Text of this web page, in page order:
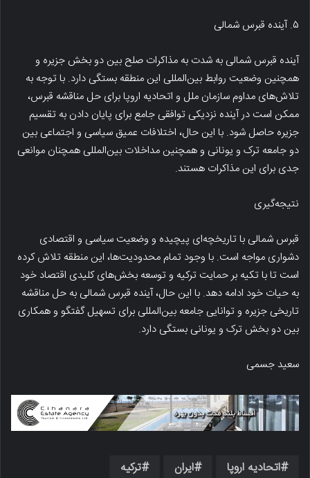
۵. آینده قبرس شمالی
آینده قبرس شمالی به شدت به مذاکرات صلح بین دو بخش جزیره و
همچنین وضعیت روابط بین‌المللی این منطقه بستگی دارد. با توجه به
تلاش‌های مداوم سازمان ملل و اتحادیه اروپا برای حل مناقشه قبرس،
ممکن است در آینده نزدیکی توافقی جامع برای پایان دادن به تقسیم
جزیره حاصل شود. با این حال، اختلافات عمیق سیاسی و اجتماعی بین
دو جامعه ترک و یونانی و همچنین مداخلات بین‌المللی همچنان موانعی
جدی برای این مذاکرات هستند.
نتیجه‌گیری
قبرس شمالی با تاریخچه‌ای پیچیده و وضعیت سیاسی و اقتصادی
دشواری مواجه است. با وجود تمام محدودیت‌ها، این منطقه تلاش کرده
است تا با تکیه بر حمایت ترکیه و توسعه بخش‌های کلیدی اقتصاد خود
به حیات خود ادامه دهد. با این حال، آینده قبرس شمالی به حل مناقشه
تاریخی جزیره و توانایی جامعه بین‌المللی برای تسهیل گفتگو و همکاری
بین دو بخش ترک و یونانی بستگی دارد.
سعید جسمی
اتحادیه اروپا ایران
ترکیه